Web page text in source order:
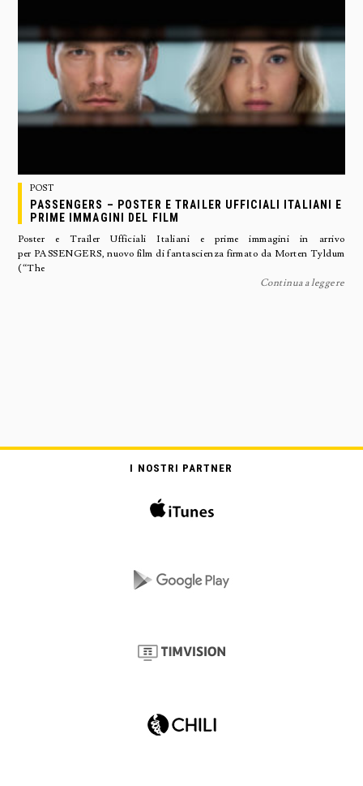
POST
PASSENGERS – POSTER E TRAILER UFFICIALI ITALIANI E
PRIME IMMAGINI DEL FILM
Poster e Trailer Ufficiali Italiani e prime immagini in arrivo
per PASSENGERS, nuovo film di fantascienza firmato da Morten Tyldum
(“The
Continua a leggere
I NOSTRI PARTNER